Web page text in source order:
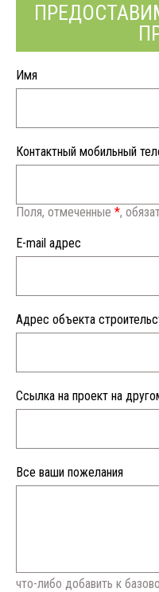
Имя
Контактный мобильный
Поля, отмеченные *,
E-mail адрес
Адрес объекта
Ссылка на проект на
Все ваши пожелания
что-либо добавить к